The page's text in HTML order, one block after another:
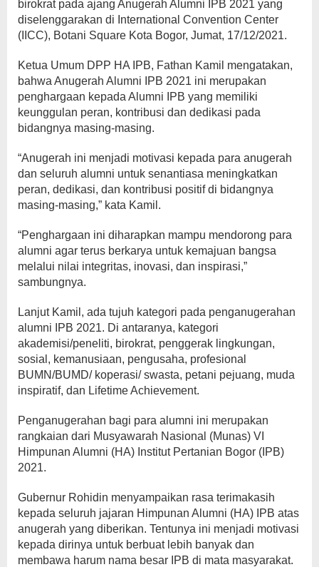
birokrat pada ajang Anugerah Alumni IPB 2021 yang
diselenggarakan di International Convention Center
(IICC), Botani Square Kota Bogor, Jumat, 17/12/2021.
Ketua Umum DPP HA IPB, Fathan Kamil mengatakan,
bahwa Anugerah Alumni IPB 2021 ini merupakan
penghargaan kepada Alumni IPB yang memiliki
keunggulan peran, kontribusi dan dedikasi pada
bidangnya masing-masing.
“Anugerah ini menjadi motivasi kepada para anugerah
dan seluruh alumni untuk senantiasa meningkatkan
peran, dedikasi, dan kontribusi positif di bidangnya
masing-masing,” kata Kamil.
“Penghargaan ini diharapkan mampu mendorong para
alumni agar terus berkarya untuk kemajuan bangsa
melalui nilai integritas, inovasi, dan inspirasi,”
sambungnya.
Lanjut Kamil, ada tujuh kategori pada penganugerahan
alumni IPB 2021. Di antaranya, kategori
akademisi/peneliti, birokrat, penggerak lingkungan,
sosial, kemanusiaan, pengusaha, profesional
BUMN/BUMD/ koperasi/ swasta, petani pejuang, muda
inspiratif, dan Lifetime Achievement.
Penganugerahan bagi para alumni ini merupakan
rangkaian dari Musyawarah Nasional (Munas) VI
Himpunan Alumni (HA) Institut Pertanian Bogor (IPB)
2021.
Gubernur Rohidin menyampaikan rasa terimakasih
kepada seluruh jajaran Himpunan Alumni (HA) IPB atas
anugerah yang diberikan. Tentunya ini menjadi motivasi
kepada dirinya untuk berbuat lebih banyak dan
membawa harum nama besar IPB di mata masyarakat.